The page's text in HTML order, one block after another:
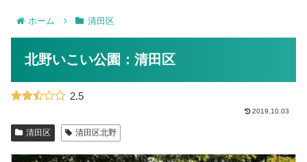
ホーム 清田区
北野いこい公園：清田区
2.5
2019.10.03
清田区 清田区北野